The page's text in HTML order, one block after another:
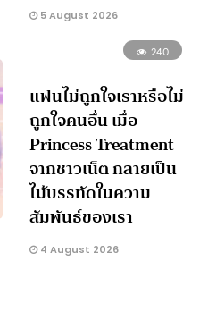
5 August 2026
240
แฟนไม่ถูกใจเราหรือไม่
ถูกใจคนอื่น เมื่อ
Princess Treatment
จากชาวเน็ต กลายเป็น
ไม้บรรทัดในความ
สัมพันธ์ของเรา
4 August 2026